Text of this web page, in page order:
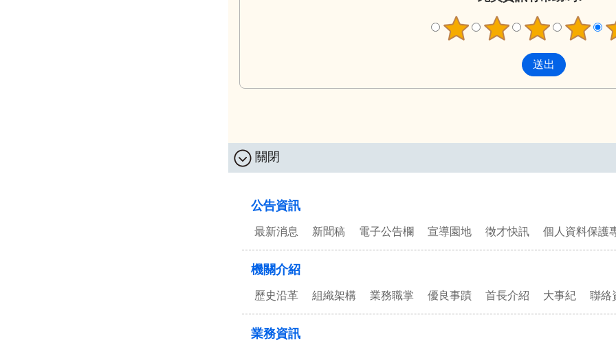
關閉
公告資訊
最新消息 新聞稿 電子公告欄 宣導園地 徵才快訊 個人資料保護
機關介紹
歷史沿革 組織架構 業務職掌 優良事蹟 首長介紹 大事紀 聯絡
業務資訊